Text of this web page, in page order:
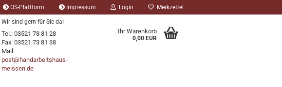
OS-Plattform Impressum Login Merkzettel
Wir sind gern für Sie da!
Tel.: 03521 73 81 28
Fax: 03521 73 81 38
Mail:
post@handarbeitshaus-
meissen.de
Ihr Warenkorb
0,00 EUR